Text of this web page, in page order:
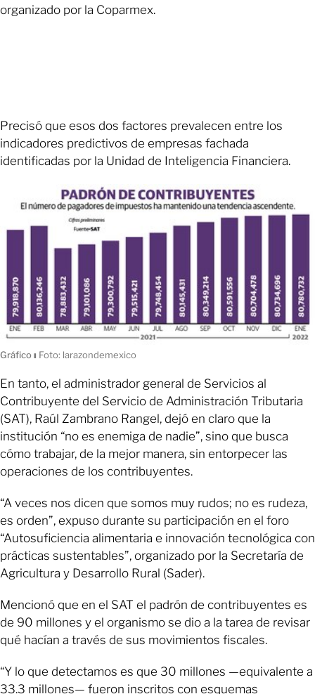
organizado por la Coparmex.
Precisó que esos dos factores prevalecen entre los
indicadores predictivos de empresas fachada
identificadas por la Unidad de Inteligencia Financiera.
Gráficoı Foto: larazondemexico
En tanto, el administrador general de Servicios al
Contribuyente del Servicio de Administración Tributaria
(SAT), Raúl Zambrano Rangel, dejó en claro que la
institución “no es enemiga de nadie”, sino que busca
cómo trabajar, de la mejor manera, sin entorpecer las
operaciones de los contribuyentes.
“A veces nos dicen que somos muy rudos; no es rudeza,
es orden”, expuso durante su participación en el foro
“Autosuficiencia alimentaria e innovación tecnológica con
prácticas sustentables”, organizado por la Secretaría de
Agricultura y Desarrollo Rural (Sader).
Mencionó que en el SAT el padrón de contribuyentes es
de 90 millones y el organismo se dio a la tarea de revisar
qué hacían a través de sus movimientos fiscales.
“Y lo que detectamos es que 30 millones —equivalente a
33.3 millones— fueron inscritos con esquemas